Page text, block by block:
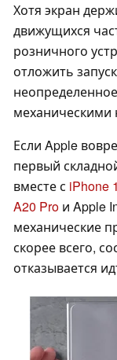
Хотя экран
движущихся
розничного
отложить
механическими
Если Apple
первый
вместе с iPhone
A20 Pro и Apple
механические
скорее всего,
отказывается